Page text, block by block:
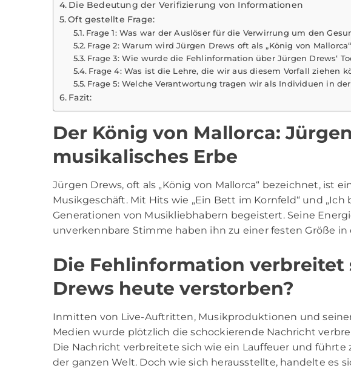
Die Bedeutung der Verifizierung von Informationen
Oft gestellte Frage:
Frage 1: Was war der Auslöser für die Verwirrung um den
Frage 2: Warum wird Jürgen Drews oft als „König von
Frage 3: Wie wurde die Fehlinformation über Jürgen Drews‘
Frage 4: Was ist die Lehre, die wir aus diesem Vorfall ziehen
Frage 5: Welche Verantwortung tragen wir als Individuen in
Fazit:
Der König von Mallorca:
musikalisches Erbe
Jürgen Drews, oft als „König von Mallorca“ bezeichnet, ist
Musikgeschäft. Mit Hits wie „Ein Bett im Kornfeld“ und „Ich
Generationen von Musikliebhabern begeistert. Seine
unverkennbare Stimme haben ihn zu einer festen Größe
Die Fehlinformation verbreitet
Drews heute verstorben?
Inmitten von Live-Auftritten, Musikproduktionen und
Medien wurde plötzlich die schockierende Nachricht
Die Nachricht verbreitete sich wie ein Lauffeuer und führte
der ganzen Welt. Doch wie sich herausstellte, handelte es